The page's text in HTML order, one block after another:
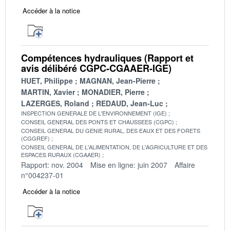
Accéder à la notice
Compétences hydrauliques (Rapport et
avis délibéré CGPC-CGAAER-IGE)
HUET, Philippe
MAGNAN, Jean-Pierre
MARTIN, Xavier
MONADIER, Pierre
LAZERGES, Roland
REDAUD, Jean-Luc
INSPECTION GENERALE DE L'ENVIRONNEMENT (IGE)
CONSEIL GENERAL DES PONTS ET CHAUSSEES (CGPC)
CONSEIL GENERAL DU GENIE RURAL, DES EAUX ET DES FORETS
(CGGREF)
CONSEIL GENERAL DE L'ALIMENTATION, DE L'AGRICULTURE ET DES
ESPACES RURAUX (CGAAER)
Rapport: nov. 2004 Mise en ligne: juin 2007
Affaire
n°004237-01
Accéder à la notice